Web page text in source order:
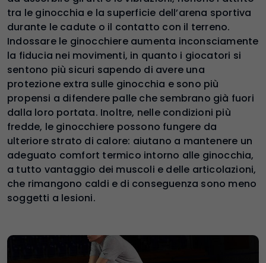
tra le ginocchia e la superficie dell’arena sportiva
durante le cadute o il contatto con il terreno.
Indossare le ginocchiere aumenta inconsciamente
la fiducia nei movimenti, in quanto i giocatori si
sentono più sicuri sapendo di avere una
protezione extra sulle ginocchia e sono più
propensi a difendere palle che sembrano già fuori
dalla loro portata. Inoltre, nelle condizioni più
fredde, le ginocchiere possono fungere da
ulteriore strato di calore: aiutano a mantenere un
adeguato comfort termico intorno alle ginocchia,
a tutto vantaggio dei muscoli e delle articolazioni,
che rimangono caldi e di conseguenza sono meno
soggetti a lesioni.